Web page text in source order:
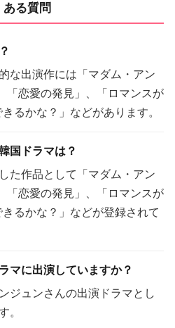
る質問
な出演作には「マダム・アン
「恋愛の発見」、「ロマンスが
るかな？」などがあります。
国ドラマは？
た作品として「マダム・アン
「恋愛の発見」、「ロマンスが
るかな？」などが登録されて
マに出演していますか？
ジュンさんの出演ドラマとし
。